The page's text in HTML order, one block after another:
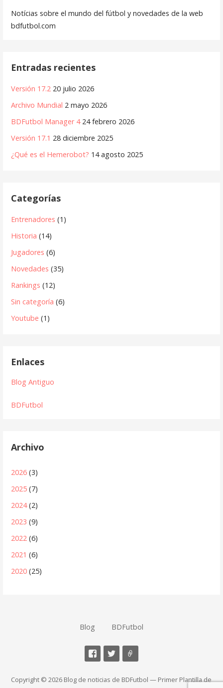
Notícias sobre el mundo del fútbol y novedades de la web
bdfutbol.com
Entradas recientes
Versión 17.2 20 julio 2026
Archivo Mundial 2 mayo 2026
BDFutbol Manager 4 24 febrero 2026
Versión 17.1 28 diciembre 2025
¿Qué es el Hemerobot? 14 agosto 2025
Categorías
Entrenadores (1)
Historia (14)
Jugadores (6)
Novedades (35)
Rankings (12)
Sin categoría (6)
Youtube (1)
Enlaces
Blog Antiguo
BDFutbol
Archivo
2026 (3)
2025 (7)
2024(2)
2023 (9)
2022 (6)
2021 (6)
2020 (25)
Blog BDFutbol
Copyright © 2026 Blog de noticias de BDFutbol — Primer Plantilla de